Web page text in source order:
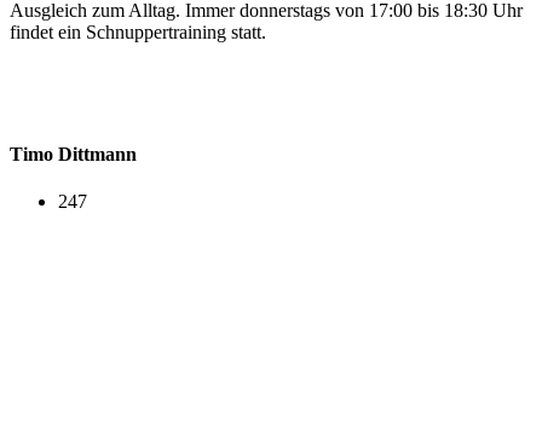
Ausgleich zum Alltag. Immer donnerstags von 17:00 bis 18:30 Uhr
findet ein Schnuppertraining statt.
Timo Dittmann
247